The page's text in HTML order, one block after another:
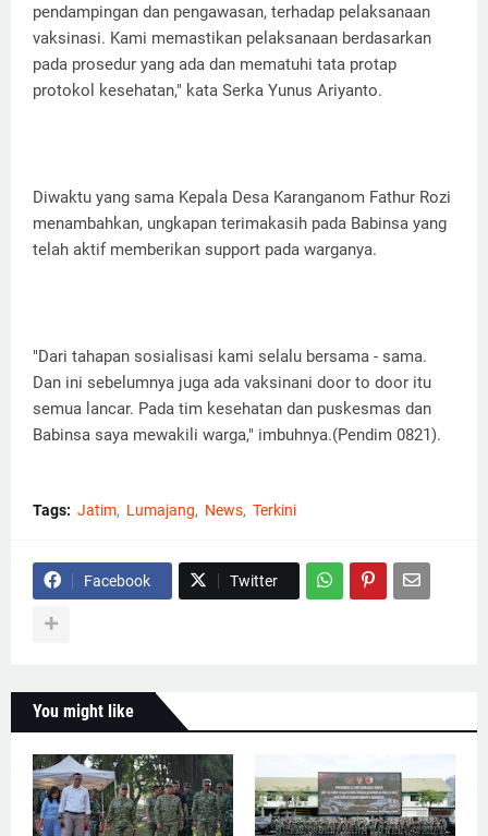
pendampingan dan pengawasan, terhadap pelaksanaan
vaksinasi. Kami memastikan pelaksanaan berdasarkan
pada prosedur yang ada dan mematuhi tata protap
protokol kesehatan," kata Serka Yunus Ariyanto.
Diwaktu yang sama Kepala Desa Karanganom Fathur Rozi
menambahkan, ungkapan terimakasih pada Babinsa yang
telah aktif memberikan support pada warganya.
"Dari tahapan sosialisasi kami selalu bersama - sama.
Dan ini sebelumnya juga ada vaksinani door to door itu
semua lancar. Pada tim kesehatan dan puskesmas dan
Babinsa saya mewakili warga," imbuhnya.(Pendim 0821).
Tags: Jatim Lumajang News Terkini
Facebook Twitter
You might like